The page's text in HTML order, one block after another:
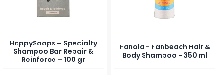
HappySoaps – Specialty
Shampoo Bar Repair &
Reinforce – 100 gr
Fanola - Fanbeach Hair &
Body Shampoo - 350 ml